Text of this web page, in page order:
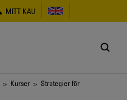
MITT KAU
> Kurser > Strategier för